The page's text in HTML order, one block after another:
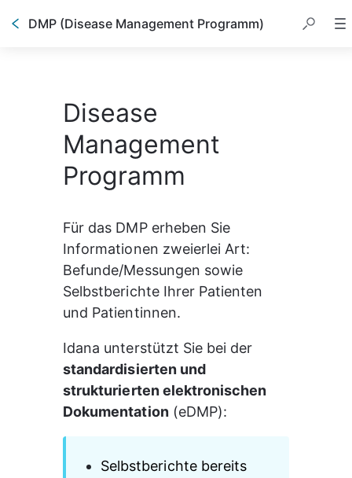
DMP (Disease Management Programm)
Disease
Management
Programm
Für das DMP erheben Sie
Informationen zweierlei Art:
Befunde/Messungen sowie
Selbstberichte Ihrer Patienten
und Patientinnen.
Idana unterstützt Sie bei der
standardisierten und
strukturierten elektronischen
Dokumentation (eDMP):
Selbstberichte bereits